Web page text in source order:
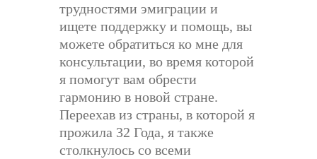
трудностями эмиграции и
ищете поддержку и помощь, вы
можете обратиться ко мне для
консультации, во время которой
я помогут вам обрести
гармонию в новой стране.
Переехав из страны, в которой я
прожила 32 Года, я также
столкнулось со всеми